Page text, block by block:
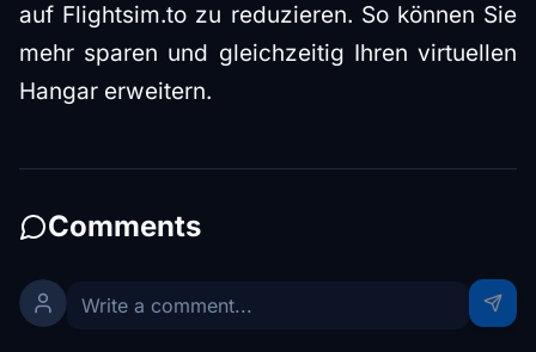
auf Flightsim.to zu reduzieren. So können Sie
mehr sparen und gleichzeitig Ihren virtuellen
Hangar erweitern.
Comments